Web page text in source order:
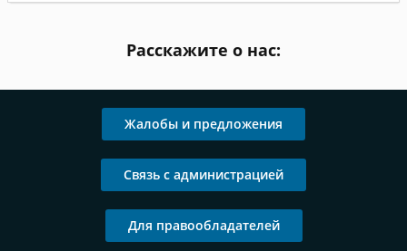
Расскажите о нас:
Жалобы и предложения
Связь с администрацией
Для правообладателей